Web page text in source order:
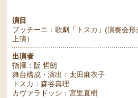
演目
プッチーニ：歌劇「トスカ」(演奏会
上演）
出演者
指揮：阪 哲朗
舞台構成・演出：太田麻衣子
トスカ：森谷真理
カヴァラドッシ：宮里直樹